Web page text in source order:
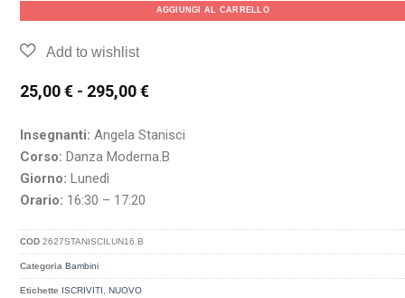
AGGIUNGI AL CARRELLO
25,00€ - 295,00€
Insegnanti: Angela Stanisci
Corso: Danza Moderna.B
Giorno: Lunedì
Orario: 16:30 – 17:20
COD2627STANISCILUN16.B
Categoria Bambini
Etichette ISCRIVITI ,NUOVO